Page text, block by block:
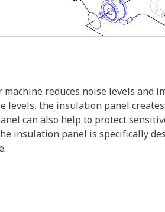
reduces noise levels and
the insulation panel
can also help to protect
insulation panel is specifically